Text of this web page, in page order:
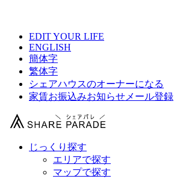
EDIT YOUR LIFE
ENGLISH
簡体字
繁体字
シェアハウスのオーナーになる
家賃お振込みお知らせメール登録
じっくり探す
エリアで探す
マップで探す